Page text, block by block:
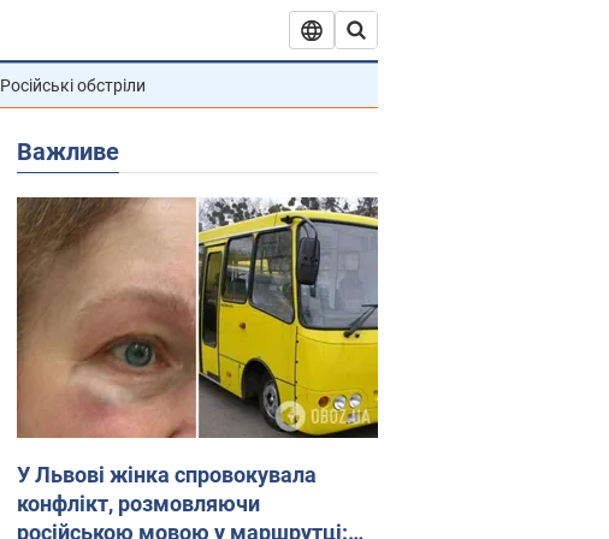
Російські обстріли
Важливе
У Львові жінка спровокувала
конфлікт, розмовляючи
російською мовою у маршрутці: